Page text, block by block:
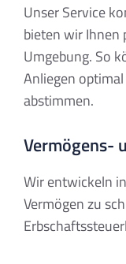
Unser Service
bieten wir Ihnen
Umgebung. So
Anliegen
abstimmen.
Vermögens-
Wir entwickeln
Vermögen zu